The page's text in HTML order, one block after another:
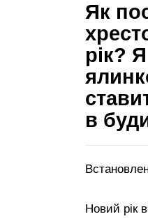
Як
рік?
в
Новий рік